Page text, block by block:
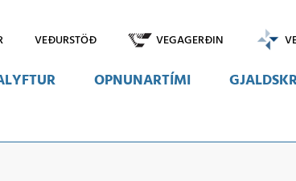
VEÐURSTÖÐ VEGAGERÐIN
OPNUNARTÍMI